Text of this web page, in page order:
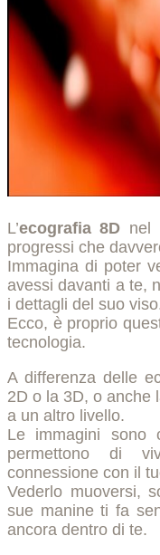
L’ecografia 8D nel
progressi che
Immagina di poter
avessi davanti a te,
i dettagli del suo
Ecco, è proprio
tecnologia.
A differenza delle
2D o la 3D, o anche
a un altro livello.
Le immagini sono
permettono di
connessione con il
Vederlo muoversi,
sue manine ti fa
ancora dentro di te.